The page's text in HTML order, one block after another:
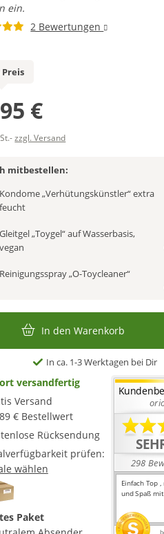
ein.
2 Bewertungen
€
zzgl. Versand
mitbestellen:
Kondome „Verhütungskünstler“ extra
feucht
Gleitgel „Toygel“ auf Wasserbasis,
vegan
Reinigungsspray „O-Toycleaner“
In den Warenkorb
In ca. 1-3 Werktagen bei Dir
versandfertig
Versand
€ Bestellwert
Rücksendung
prüfen:
wählen
Paket